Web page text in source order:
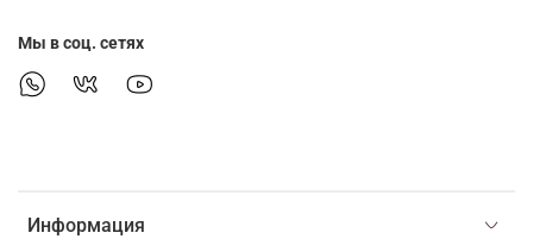
Информация
Мы в соц. сетях